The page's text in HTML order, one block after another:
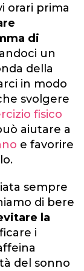
orari prima
di
un
della
in modo
svolgere
fisico
aiutare a
e favorire
sempre
di bere
la
i
del sonno